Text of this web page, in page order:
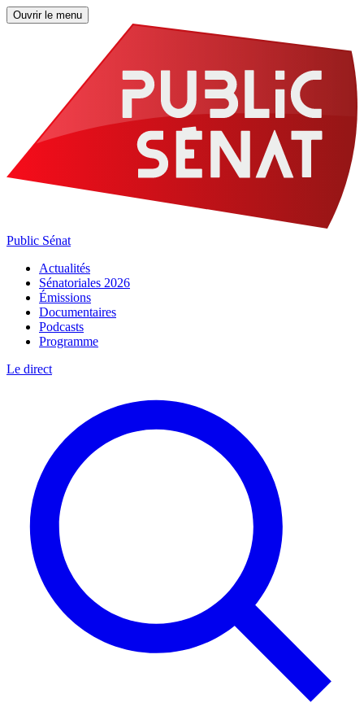
Ouvrir le menu
Public Sénat
Actualités
Sénatoriales 2026
Émissions
Documentaires
Podcasts
Programme
Le direct